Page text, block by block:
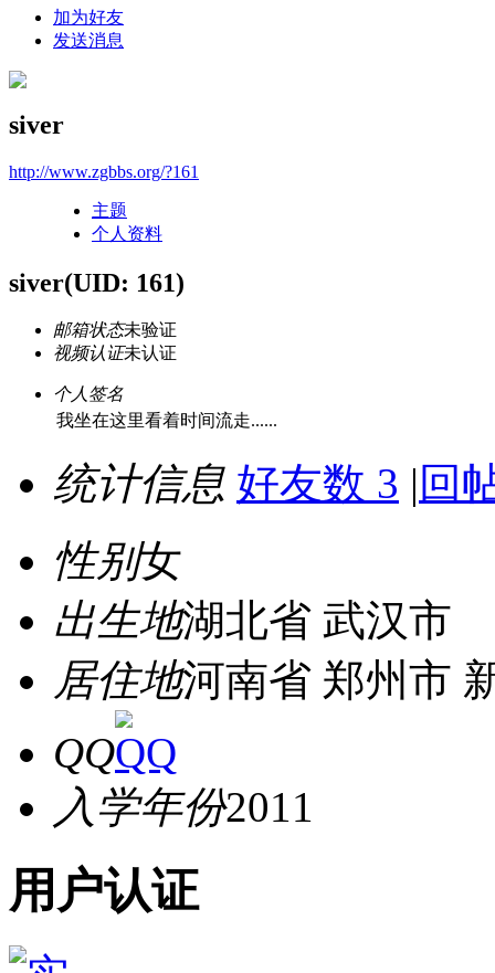
加为好友
发送消息
siver
http://www.zgbbs.org/?161
主题
个人资料
siver(UID: 161)
邮箱状态未验证
视频认证未认证
个人签名
我坐在这里看着时间流走......
统计信息 好友数 3 | 回
性别女
出生地湖北省 武汉市
居住地河南省 郑州市
QQ
入学年份2011
用户认证